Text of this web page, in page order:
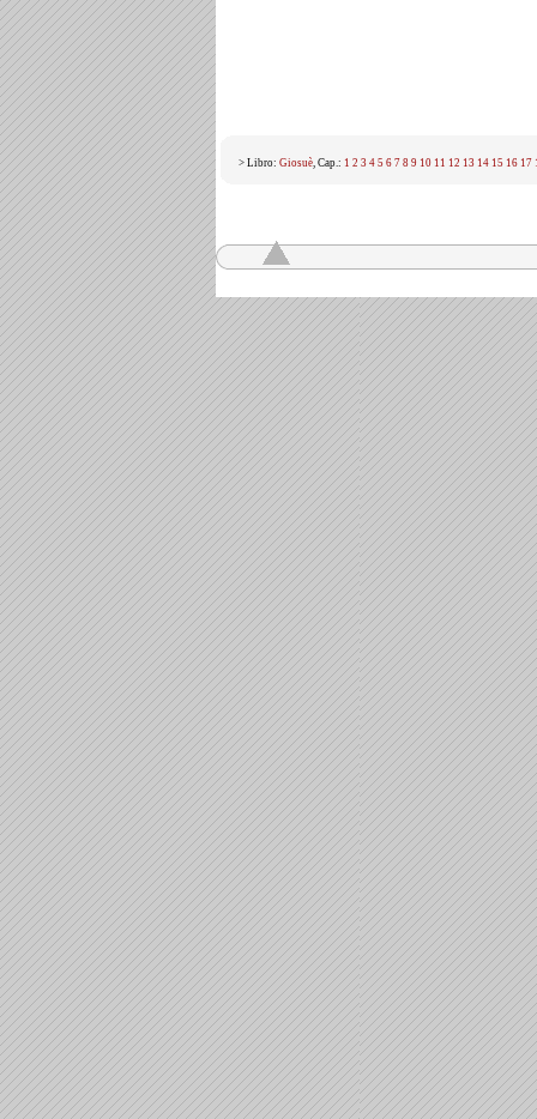
> Libro: Giosuè, Cap.: 1 2 3 4 5 6 7 8 9 10 11 12 13 14 15 16 17